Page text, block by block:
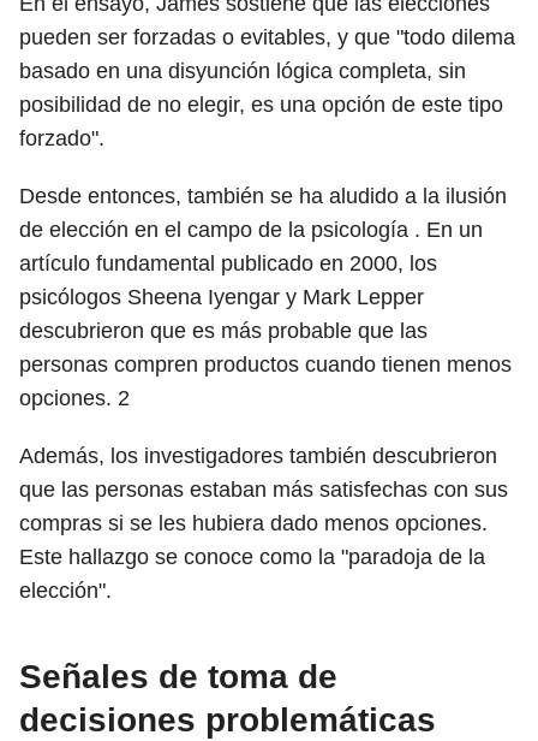
pueden ser forzadas o evitables, y que "todo dilema
basado en una disyunción lógica completa, sin
posibilidad de no elegir, es una opción de este tipo
forzado".
Desde entonces, también se ha aludido a la ilusión
de elección en el campo de la psicología . En un
artículo fundamental publicado en 2000, los
psicólogos Sheena Iyengar y Mark Lepper
descubrieron que es más probable que las
personas compren productos cuando tienen menos
opciones. 2
Además, los investigadores también descubrieron
que las personas estaban más satisfechas con sus
compras si se les hubiera dado menos opciones.
Este hallazgo se conoce como la "paradoja de la
elección".
Señales de toma de
decisiones problemáticas